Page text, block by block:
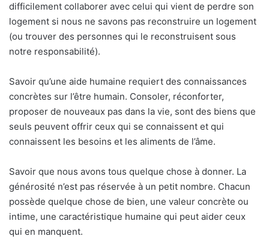
difficilement collaborer avec celui qui vient de perdre son
logement si nous ne savons pas reconstruire un logement
(ou trouver des personnes qui le reconstruisent sous
notre responsabilité).
Savoir qu’une aide humaine requiert des connaissances
concrètes sur l’être humain. Consoler, réconforter,
proposer de nouveaux pas dans la vie, sont des biens que
seuls peuvent offrir ceux qui se connaissent et qui
connaissent les besoins et les aliments de l’âme.
Savoir que nous avons tous quelque chose à donner. La
générosité n’est pas réservée à un petit nombre. Chacun
possède quelque chose de bien, une valeur concrète ou
intime, une caractéristique humaine qui peut aider ceux
qui en manquent.